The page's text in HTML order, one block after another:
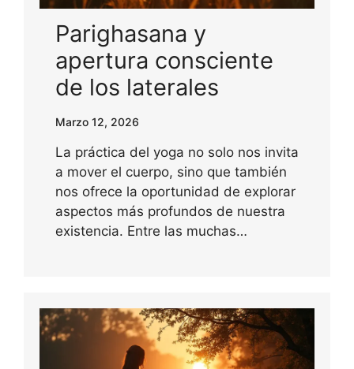
Parighasana y
apertura consciente
de los laterales
Marzo 12, 2026
La práctica del yoga no solo nos invita
a mover el cuerpo, sino que también
nos ofrece la oportunidad de explorar
aspectos más profundos de nuestra
existencia. Entre las muchas…